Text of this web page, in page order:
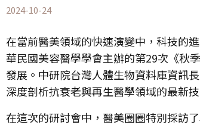
2024-10-24
在當前醫美領域的快速演變中，科技的
華民國美容醫學學會主辦的第29次《秋
發展。中研院台灣人體生物資料庫資訊
深度剖析抗衰老與再生醫學領域的最新
在這次的研討會中，醫美圈圈特別採訪